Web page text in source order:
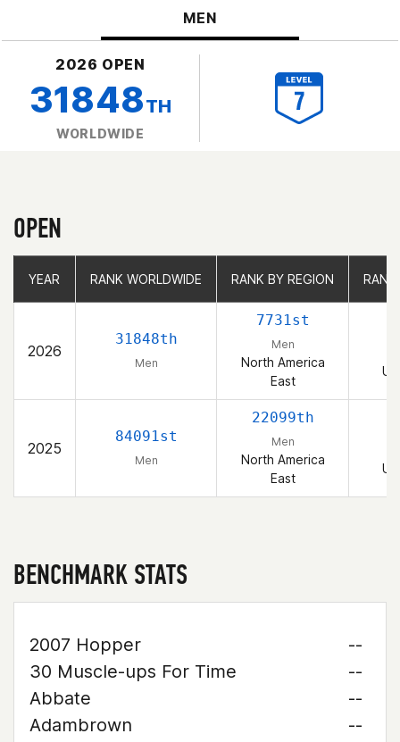
MEN
2026 OPEN
31848TH
WORLDWIDE
OPEN
YEAR RANK WORLDWIDE RANK BY REGION
2026
31848th
Men
7731st
Men
North America
East
2025
84091st
Men
22099th
Men
North America
East
YEAR RANK WORLDWIDE RANK BY REGION
BENCHMARK STATS
2007 Hopper
--
30 Muscle-ups For Time
--
Abbate
--
Adambrown
--